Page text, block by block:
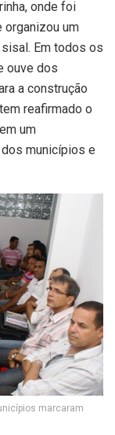
onde foi
organizou um
Em todos os
ouve dos
a construção
reafirmado o
um
municípios e
marcaram